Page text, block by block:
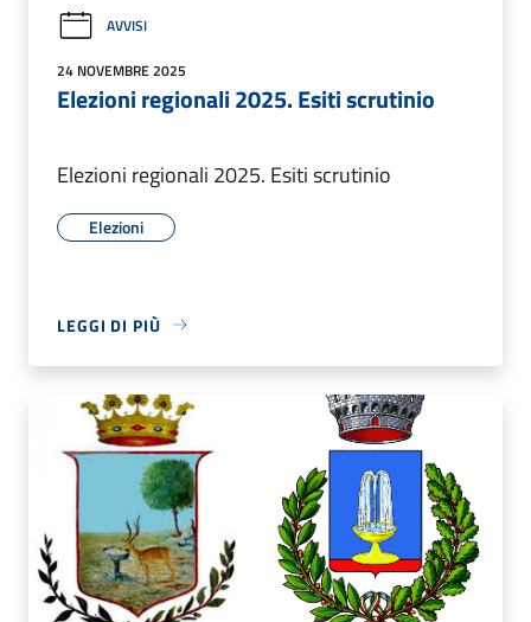
AVVISI
24 NOVEMBRE 2025
Elezioni regionali 2025. Esiti scrutinio
Elezioni regionali 2025. Esiti scrutinio
Elezioni
LEGGI DI PIÙ